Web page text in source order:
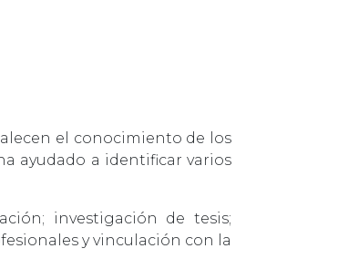
el conocimiento de los
ayudado a identificar varios
investigación de tesis;
y vinculación con la